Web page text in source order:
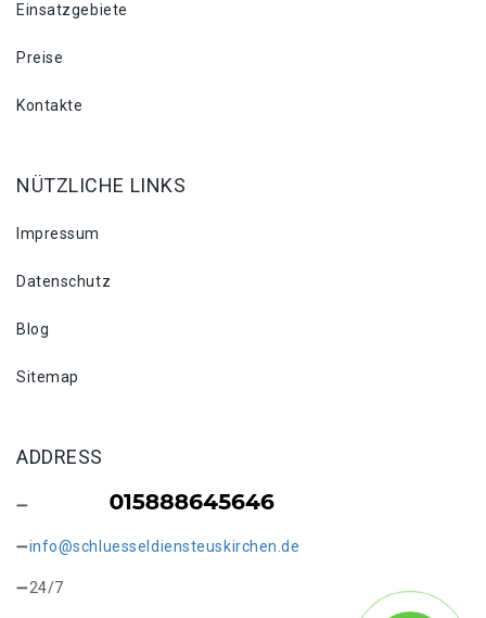
Einsatzgebiete
Preise
Kontakte
NÜTZLICHE LINKS
Impressum
Datenschutz
Blog
Sitemap
ADDRESS
info@schluesseldiensteuskirchen.de
24/7